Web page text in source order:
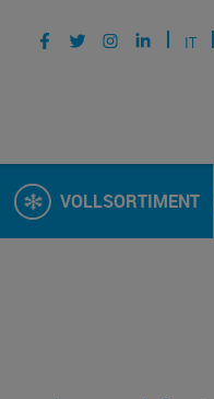
IT
VOLLSORTIMENT